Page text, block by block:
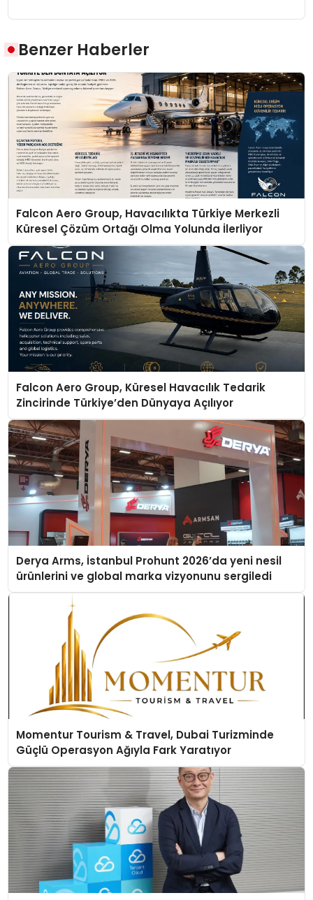
Benzer Haberler
Falcon Aero Group, Havacılıkta Türkiye Merkezli
Küresel Çözüm Ortağı Olma Yolunda İlerliyor
Falcon Aero Group, Küresel Havacılık Tedarik
Zincirinde Türkiye’den Dünyaya Açılıyor
Derya Arms, İstanbul Prohunt 2026’da yeni nesil
ürünlerini ve global marka vizyonunu sergiledi
Momentur Tourism & Travel, Dubai Turizminde
Güçlü Operasyon Ağıyla Fark Yaratıyor